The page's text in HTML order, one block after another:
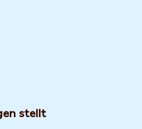
stellt